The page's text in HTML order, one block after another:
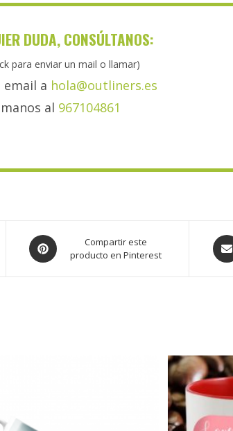
DUDA, CONSÚLTANOS:
para enviar un mail o llamar)
email a hola@outliners.es
al 967104861
Compartir este
producto en Pinterest